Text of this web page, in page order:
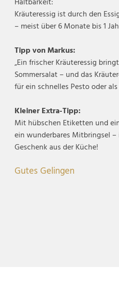
Kräuteressig ist durch den
– meist über 6 Monate bis 1
Tipp von Markus:
„Ein frischer Kräuteressig
Sommersalat – und das
für ein schnelles Pesto oder
Kleiner Extra-Tipp:
Mit hübschen Etiketten und
ein wunderbares Mitbringsel –
Geschenk aus der Küche!
Gutes Gelingen